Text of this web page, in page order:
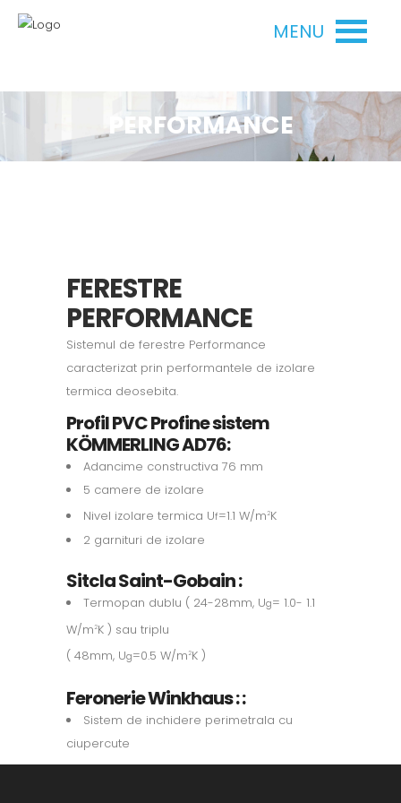
MENU
PERFORMANCE
FERESTRE
PERFORMANCE
Sistemul de ferestre Performance
caracterizat prin performantele de izolare
termica deosebita.
Profil PVC Profine sistem
KÖMMERLING AD76:
Adancime constructiva 76 mm
5 camere de izolare
Nivel izolare termica Uf=1.1 W/m 2K
2 garnituri de izolare
Sitcla Saint-Gobain :
Termopan dublu ( 24-28mm, Ug= 1.0- 1.1
W/m 2K ) sau triplu
( 48mm, Ug=0.5 W/m 2K )
Feronerie Winkhaus : :
Sistem de inchidere perimetrala cu
ciupercute